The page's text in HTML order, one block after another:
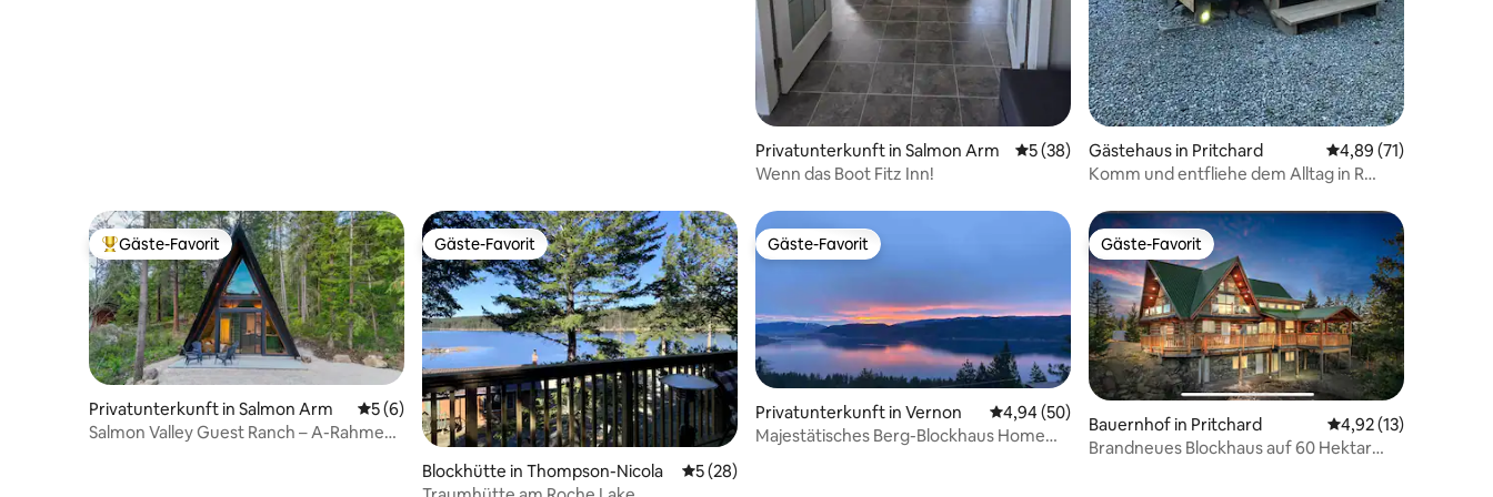
Privatunterkunft in Salmon Arm Durchschnittliche Bewertung: 5 von 5, 38 Bewertungen
5 (38)
Wenn das Boot Fitz Inn!
Gästehaus in Pritchard Durchschnittliche
4,89 (71)
Komm und entfliehe dem Alltag in R
Beliebter Gäste-Favorit.
Gäste-Favorit
Privatunterkunft in Salmon Arm Durchschnittliche Bewertung: 5 von 5, 6 Bewertungen
5 (6)
Salmon Valley Guest Ranch – A-Rahmen-
Gäste-Favorit
Gäste-Favorit
Blockhütte in Thompson-Nicola Durchschnittliche Bewertung: 5 von 5, 28 Bewertungen
5 (28)
Gäste-Favorit
Gäste-Favorit
Privatunterkunft in Vernon Durchschnittliche Bewertung: 4,94 von 5, 50 Bewertungen
4,94 (50)
Majestätisches Berg-Blockhaus Home
Gäste-Favorit
Gäste-Favorit
Bauernhof in Pritchard Durchschnittliche
4,92 (13)
Brandneues Blockhaus auf 60 Hektar